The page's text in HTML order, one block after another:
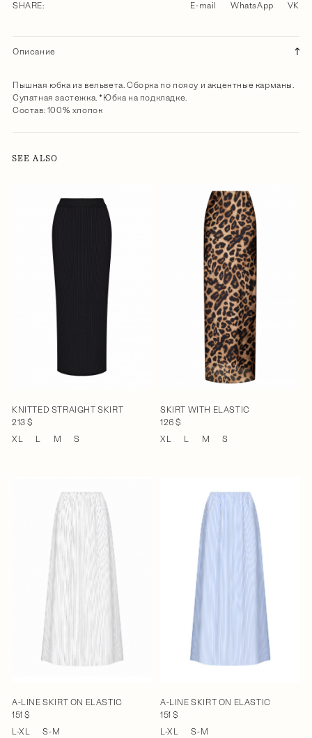
SHARE: E-mail WhatsApp VK
Описание
Пышная юбка из вельвета. Сборка по поясу и акцентные карманы.
Супатная застежка. *Юбка на подкладке.
Состав: 100% хлопок
SEE ALSO
KNITTED STRAIGHT SKIRT
213 $
XL
L M S
SKIRT WITH ELASTIC
126 $
XL
L M S
A-LINE SKIRT ON ELASTIC
151 $
L-XL
S-M
A-LINE SKIRT ON ELASTIC
151 $
L-XL
S-M